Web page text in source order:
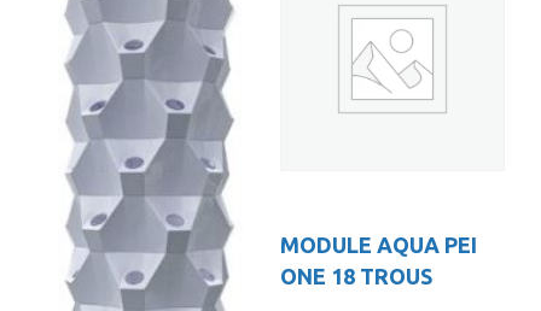
MODULE AQUA PEI
ONE 18 TROUS